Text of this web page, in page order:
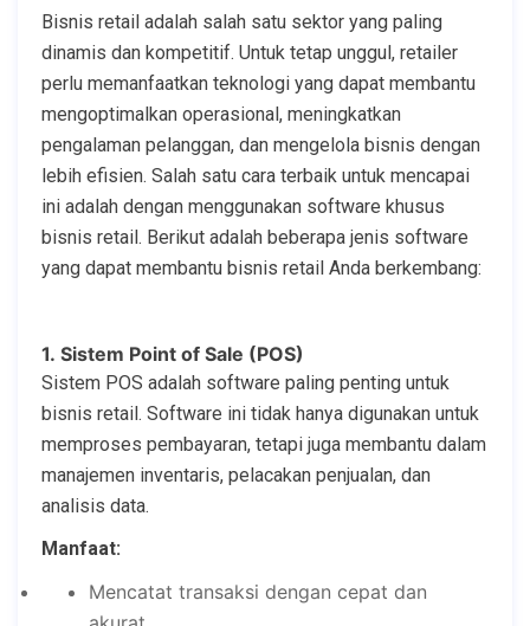
Bisnis retail adalah salah satu sektor yang paling
dinamis dan kompetitif. Untuk tetap unggul, retailer
perlu memanfaatkan teknologi yang dapat membantu
mengoptimalkan operasional, meningkatkan
pengalaman pelanggan, dan mengelola bisnis dengan
lebih efisien. Salah satu cara terbaik untuk mencapai
ini adalah dengan menggunakan software khusus
bisnis retail. Berikut adalah beberapa jenis software
yang dapat membantu bisnis retail Anda berkembang:
1. Sistem Point of Sale (POS)
Sistem POS adalah software paling penting untuk
bisnis retail. Software ini tidak hanya digunakan untuk
memproses pembayaran, tetapi juga membantu dalam
manajemen inventaris, pelacakan penjualan, dan
analisis data.
Manfaat:
Mencatat transaksi dengan cepat dan